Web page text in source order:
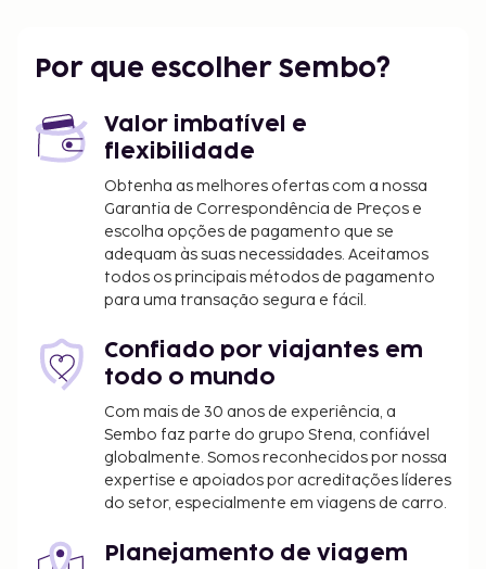
Por que escolher Sembo?
Valor imbatível e
flexibilidade
Obtenha as melhores ofertas com a nossa
Garantia de Correspondência de Preços e
escolha opções de pagamento que se
adequam às suas necessidades. Aceitamos
todos os principais métodos de pagamento
para uma transação segura e fácil.
Confiado por viajantes em
todo o mundo
Com mais de 30 anos de experiência, a
Sembo faz parte do grupo Stena, confiável
globalmente. Somos reconhecidos por nossa
expertise e apoiados por acreditações líderes
do setor, especialmente em viagens de carro.
Planejamento de viagem